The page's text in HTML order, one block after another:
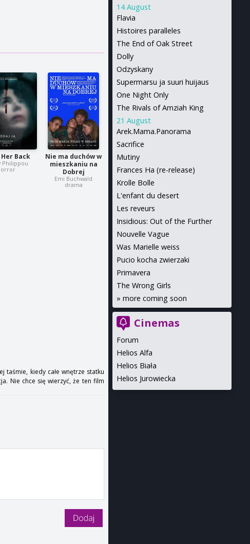
Back
Philippou
Nie ma duchów w
mieszkaniu na
Dobrej
Emi Buchwald
drama
taśmie, kiedy całe wnętrze statku
Nie chce się wierzyć, że ten film
14 August
Flavia
Histoires paralleles
The End of Oak Street
Dolly
Odzyskany
Supermarsu ja suuri huijaus
One Night Only
The Rivals of Amziah King
21 August
Arek.Mama.Panorama
Sacrifice
Mutiny
Frances Ha (re-release)
Krolle Bolle
L'enfant du desert
Les reveurs
Insidious: Out of the Further
Nouvelle Vague
Was Marielle weiss
Pucio kocha zwierzaki
Primavera
The Wrong Girls
» more coming soon
Cinemas
Forum
Helios Alfa
Helios Biała
Helios Jurowiecka